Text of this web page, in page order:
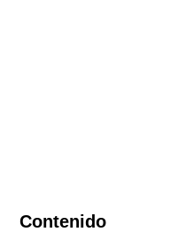
Contenido